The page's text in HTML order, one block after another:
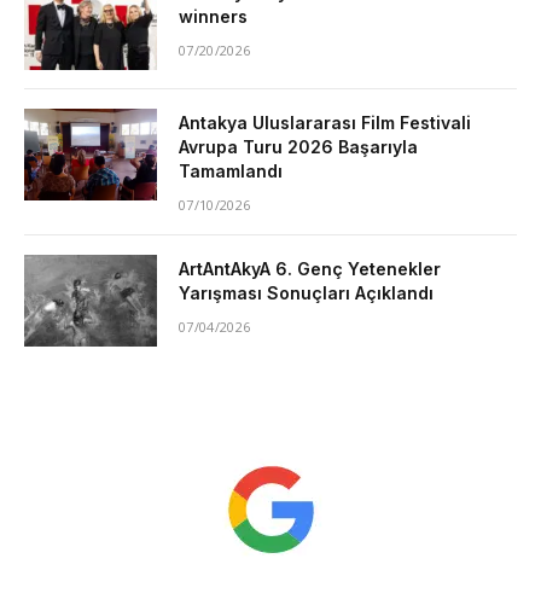
winners
07/20/2026
Antakya Uluslararası Film Festivali
Avrupa Turu 2026 Başarıyla
Tamamlandı
07/10/2026
ArtAntAkyA 6. Genç Yetenekler
Yarışması Sonuçları Açıklandı
07/04/2026